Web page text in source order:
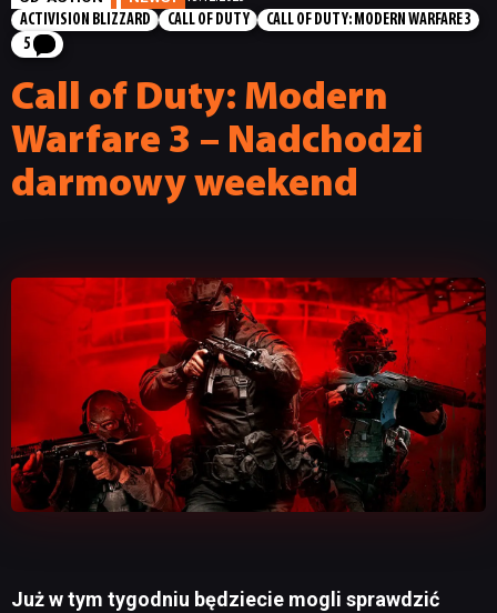
ACTIVISION BLIZZARD
CALL OF DUTY
CALL OF DUTY: MODERN WARFARE 3
5
Call of Duty: Modern
Warfare 3 – Nadchodzi
darmowy weekend
Już w tym tygodniu będziecie mogli sprawdzić